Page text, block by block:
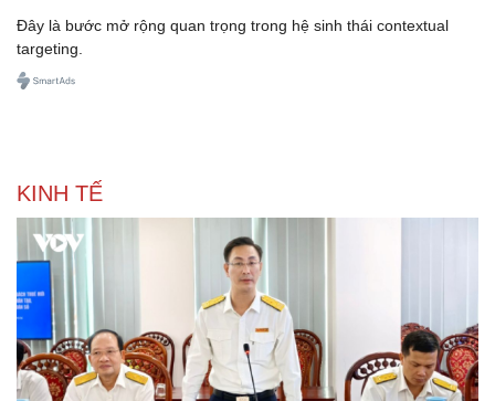
SmartAds chính thức ra mắt tính năng Targeting
theo 'cảm xúc'
Đây là bước mở rộng quan trọng trong hệ sinh thái contextual
targeting.